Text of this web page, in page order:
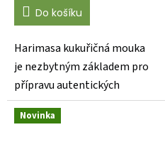
3,8
5
hvězdiček.
Do košíku
Harimasa kukuřičná mouka
je nezbytným základem pro
přípravu autentických
mexických tortill a...
Novinka